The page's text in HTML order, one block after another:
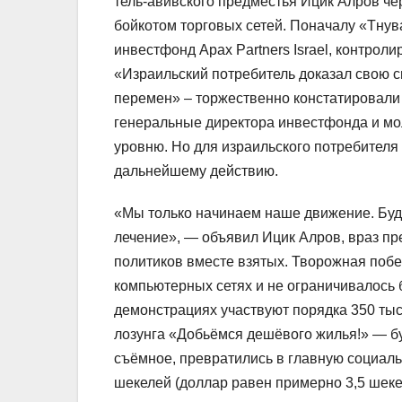
бойкотом торговых сетей. Поначалу
инвестфонд Apax Partners Israel,
«Израильский потребитель доказал свою
перемен» – торжественно
генеральные директора инвестфонда и
уровню. Но для израильского
дальнейшему действию.
«Мы только начинаем наше движение.
лечение», — объявил Ицик Алров, враз
политиков вместе взятых. Творожная
компьютерных сетях и не
демонстрациях участвуют порядка 350
лозунга «Добьёмся дешёвого жилья!» —
съёмное, превратились в главную
шекелей (доллар равен примерно 3,5